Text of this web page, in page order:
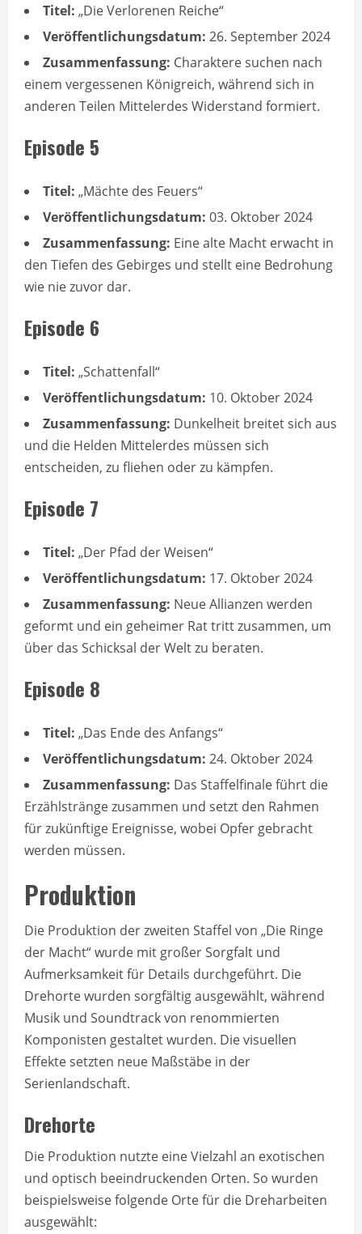
Titel: „Die Verlorenen Reiche“
Veröffentlichungsdatum: 26. September 2024
Zusammenfassung: Charaktere suchen nach
einem vergessenen Königreich, während sich in
anderen Teilen Mittelerdes Widerstand formiert.
Episode 5
Titel: „Mächte des Feuers“
Veröffentlichungsdatum: 03. Oktober 2024
Zusammenfassung: Eine alte Macht erwacht in
den Tiefen des Gebirges und stellt eine Bedrohung
wie nie zuvor dar.
Episode 6
Titel: „Schattenfall“
Veröffentlichungsdatum: 10. Oktober 2024
Zusammenfassung: Dunkelheit breitet sich aus
und die Helden Mittelerdes müssen sich
entscheiden, zu fliehen oder zu kämpfen.
Episode 7
Titel: „Der Pfad der Weisen“
Veröffentlichungsdatum: 17. Oktober 2024
Zusammenfassung: Neue Allianzen werden
geformt und ein geheimer Rat tritt zusammen, um
über das Schicksal der Welt zu beraten.
Episode 8
Titel: „Das Ende des Anfangs“
Veröffentlichungsdatum: 24. Oktober 2024
Zusammenfassung: Das Staffelfinale führt die
Erzählstränge zusammen und setzt den Rahmen
für zukünftige Ereignisse, wobei Opfer gebracht
werden müssen.
Produktion
Die Produktion der zweiten Staffel von „Die Ringe
der Macht“ wurde mit großer Sorgfalt und
Aufmerksamkeit für Details durchgeführt. Die
Drehorte wurden sorgfältig ausgewählt, während
Musik und Soundtrack von renommierten
Komponisten gestaltet wurden. Die visuellen
Effekte setzten neue Maßstäbe in der
Serienlandschaft.
Drehorte
Die Produktion nutzte eine Vielzahl an exotischen
und optisch beeindruckenden Orten. So wurden
beispielsweise folgende Orte für die Dreharbeiten
ausgewählt: